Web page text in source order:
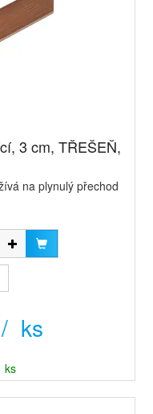
3 cm, TŘEŠEŇ,
na plynulý přechod
ks
ks